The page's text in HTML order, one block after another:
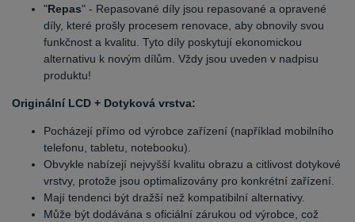
"Repas" - Repasované díly jsou repasované a opravené
díly, které prošly procesem renovace, aby obnovily svou
funkčnost a kvalitu. Tyto díly poskytují ekonomickou
alternativu k novým dílům. Vždy jsou uveden v nadpisu
produktu!
Originální LCD + Dotyková vrstva:
Pocházejí přímo od výrobce zařízení (například mobilního
telefonu, tabletu, notebooku).
Obvykle nabízejí nejvyšší kvalitu obrazu a citlivost dotykové
vrstvy, protože jsou optimalizovány pro konkrétní zařízení.
Mají tendenci být dražší než kompatibilní alternativy.
Může být dodávána s oficiální zárukou od výrobce, což